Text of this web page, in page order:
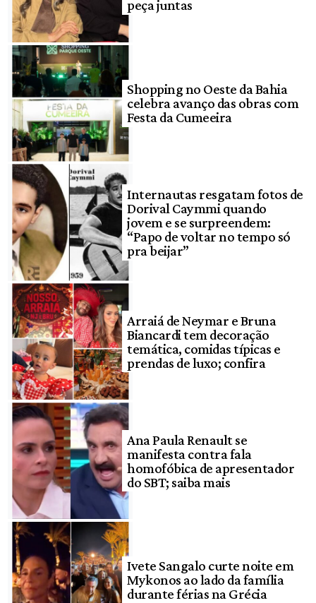
peça juntas
Shopping no Oeste da Bahia
celebra avanço das obras com
Festa da Cumeeira
Internautas resgatam fotos de
Dorival Caymmi quando
jovem e se surpreendem:
“Papo de voltar no tempo só
pra beijar”
Arraiá de Neymar e Bruna
Biancardi tem decoração
temática, comidas típicas e
prendas de luxo; confira
Ana Paula Renault se
manifesta contra fala
homofóbica de apresentador
do SBT; saiba mais
Ivete Sangalo curte noite em
Mykonos ao lado da família
durante férias na Grécia